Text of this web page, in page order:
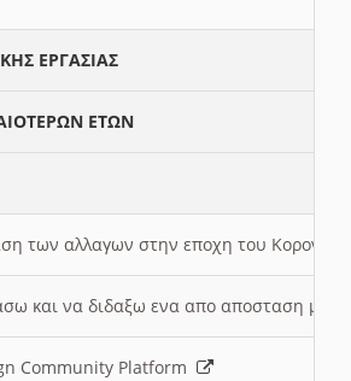
ΕΡΓΑΣΙΑΣ
ΕΤΩΝ
των αλλαγων στην εποχη του
και να διδαξω ενα απο αποσταση
Community Platform